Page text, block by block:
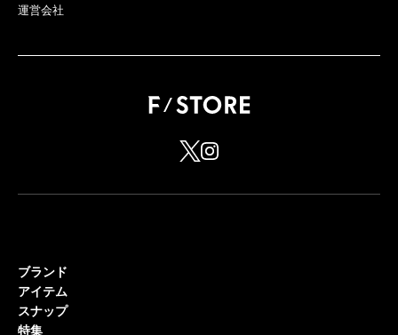
運営会社
ブランド
アイテム
スナップ
特集